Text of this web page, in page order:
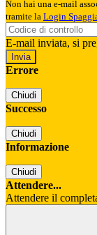
Non hai una e-mail
tramite la Login
E-mail inviata, si
Errore
Chiudi
Successo
Chiudi
Informazione
Chiudi
Attendere...
Attendere il